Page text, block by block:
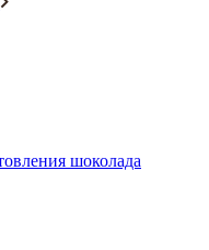
шоколада